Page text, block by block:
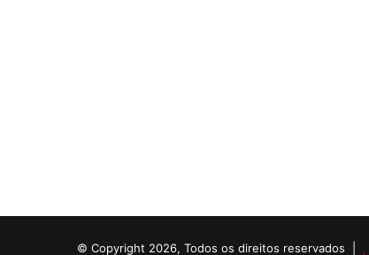
© Copyright 2026, Todos os direitos reservados |